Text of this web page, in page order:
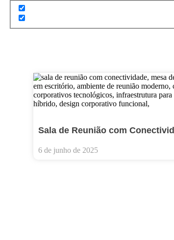
Sala de Reunião com
6 de junho de 2025